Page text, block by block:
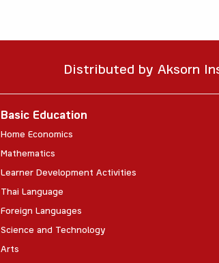
Distributed by Aksorn
Basic Education
Home Economics
Mathematics
Learner Development Activities
Thai Language
Foreign Languages
Science and Technology
Arts